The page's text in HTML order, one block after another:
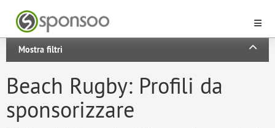
Mostra filtri
Beach Rugby: Profili da
sponsorizzare